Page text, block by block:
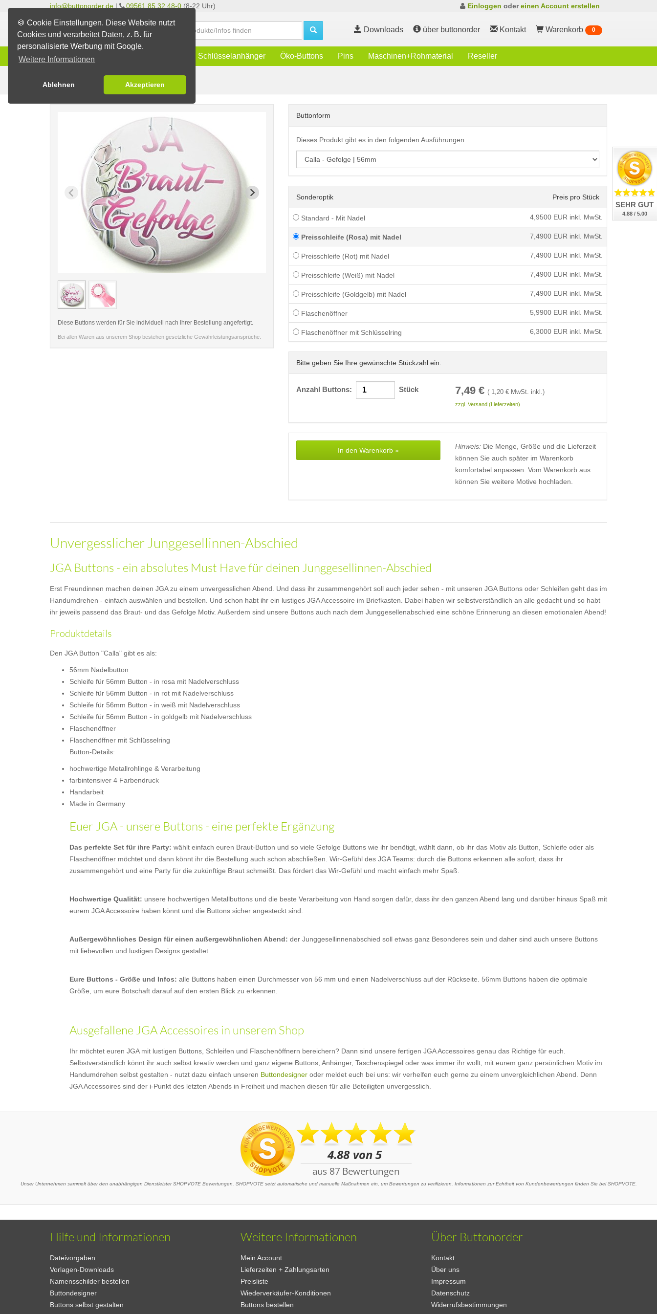
🍪 Cookie Einstellungen. Diese Website nutzt
Cookies und verarbeitet Daten, z. B. für
personalisierte Werbung mit Google.
Weitere Informationen
Ablehnen Akzeptieren
info@buttonorder.de | 09561 85 32 48-0 (8-22 Uhr) Einloggen odereinen Account erstellen
Downloads über buttonorder Kontakt Warenkorb 0
Infos Schlüsselanhänger Öko-Buttons Pins Maschinen+Rohmaterial Reseller
Fertig-Sortiment JGA / Hochzeit Calla
< /picture> < /picture>
Diese Buttons werden für Sie individuell nach Ihrer Bestellung angefertigt.
Bei allen Waren aus unserem Shop bestehen gesetzliche Gewährleistungsansprüche.
Buttonform
Dieses Produkt gibt es in den folgenden Ausführungen
Sonderoptik Preis pro Stück
Standard - Mit Nadel 4,9500 EUR inkl. MwSt.
Preisschleife (Rosa) mit Nadel 7,4900 EUR inkl. MwSt.
Preisschleife (Rot) mit Nadel 7,4900 EUR inkl. MwSt.
Preisschleife (Weiß) mit Nadel 7,4900 EUR inkl. MwSt.
Preisschleife (Goldgelb) mit Nadel 7,4900 EUR inkl. MwSt.
Flaschenöffner 5,9900 EUR inkl. MwSt.
Flaschenöffner mit Schlüsselring 6,3000 EUR inkl. MwSt.
Bitte geben Sie Ihre gewünschte Stückzahl ein:
Anzahl Buttons: Stück 7,49€ ( 1,20€ MwSt. inkl.)
zzgl. Versand (Lieferzeiten)
In den Warenkorb » Hinweis:Die Menge, Größe und die Lieferzeit
können Sie auch später im Warenkorb
komfortabel anpassen. Vom Warenkorb aus
können Sie weitere Motive hochladen.
Unvergesslicher Junggesellinnen-Abschied
JGA Buttons - ein absolutes Must Have für deinen Junggesellinnen-Abschied
Erst Freundinnen machen deinen JGA zu einem unvergesslichen Abend. Und dass ihr zusammengehört soll auch jeder sehen - mit unseren JGA Buttons oder Schleifen geht das im
Handumdrehen - einfach auswählen und bestellen. Und schon habt ihr ein lustiges JGA Accessoire im Briefkasten. Dabei haben wir selbstverständlich an alle gedacht und so habt
ihr jeweils passend das Braut- und das Gefolge Motiv. Außerdem sind unsere Buttons auch nach dem Junggesellenabschied eine schöne Erinnerung an diesen emotionalen Abend!
Produktdetails
Den JGA Button "Calla" gibt es als:
56mm Nadelbutton
Schleife für 56mm Button - in rosa mit Nadelverschluss
Schleife für 56mm Button - in rot mit Nadelverschluss
Schleife für 56mm Button - in weiß mit Nadelverschluss
Schleife für 56mm Button - in goldgelb mit Nadelverschluss
Flaschenöffner
Flaschenöffner mit Schlüsselring
Button-Details:
hochwertige Metallrohlinge & Verarbeitung
farbintensiver 4 Farbendruck
Handarbeit
Made in Germany
Euer JGA - unsere Buttons - eine perfekte Ergänzung
Das perfekte Set für ihre Party: wählt einfach euren Braut-Button und so viele Gefolge Buttons wie ihr benötigt, wählt dann, ob ihr das Motiv als Button, Schleife oder als
Flaschenöffner möchtet und dann könnt ihr die Bestellung auch schon abschließen. Wir-Gefühl des JGA Teams: durch die Buttons erkennen alle sofort, dass ihr
zusammengehört und eine Party für die zukünftige Braut schmeißt. Das fördert das Wir-Gefühl und macht einfach mehr Spaß.
Hochwertige Qualität: unsere hochwertigen Metallbuttons und die beste Verarbeitung von Hand sorgen dafür, dass ihr den ganzen Abend lang und darüber hinaus Spaß mit
eurem JGA Accessoire haben könnt und die Buttons sicher angesteckt sind.
Außergewöhnliches Design für einen außergewöhnlichen Abend: der Junggesellinnenabschied soll etwas ganz Besonderes sein und daher sind auch unsere Buttons
mit liebevollen und lustigen Designs gestaltet.
Eure Buttons - Größe und Infos: alle Buttons haben einen Durchmesser von 56 mm und einen Nadelverschluss auf der Rückseite. 56mm Buttons haben die optimale
Größe, um eure Botschaft darauf auf den ersten Blick zu erkennen.
Ausgefallene JGA Accessoires in unserem Shop
Ihr möchtet euren JGA mit lustigen Buttons, Schleifen und Flaschenöffnern bereichern? Dann sind unsere fertigen JGA Accessoires genau das Richtige für euch.
Selbstverständlich könnt ihr auch selbst kreativ werden und ganz eigene Buttons, Anhänger, Taschenspiegel oder was immer ihr wollt, mit eurem ganz persönlichen Motiv im
Handumdrehen selbst gestalten - nutzt dazu einfach unseren Buttondesigner oder meldet euch bei uns: wir verhelfen euch gerne zu einem unvergleichlichen Abend. Denn
JGA Accessoires sind der i-Punkt des letzten Abends in Freiheit und machen diesen für alle Beteiligten unvergesslich.
Unser Unternehmen sammelt über den unabhängigen Dienstleister SHOPVOTE Bewertungen. SHOPVOTE setzt automatische und manuelle Maßnahmen ein, um Bewertungen zu verifizieren. Informationen zur Echtheit von Kundenbewertungen finden Sie bei SHOPVOTE.
Hilfe und Informationen
Dateivorgaben
Vorlagen-Downloads
Namensschilder bestellen
Buttondesigner
Buttons selbst gestalten
Weitere Informationen
Mein Account
Lieferzeiten + Zahlungsarten
Preisliste
Wiederverkäufer-Konditionen
Buttons bestellen
Über Buttonorder
Kontakt
Über uns
Impressum
Datenschutz
Widerrufsbestimmungen
SEHR GUT
4.88 / 5.00